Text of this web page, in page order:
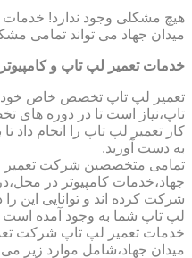
هیچ مشکلی وجود ندارد! خدمات
میدان جهاد می تواند تمامی
خدمات تعمیر لپ تاپ و
تعمیر لپ تاپ تخصص خاص خود
تاپ،نیاز است تا در دوره
کار تعمیر لپ تاپ را انجام داد
به دست آورید.
تمامی متخصصین شرکت تعمیر
جهاد،خدمات کامپیوتر در
شرکت کرده اند و توانایی این
لپ تاپ شما به وجود آمده است
خدمات تعمیر لپ تاپ شرکت
میدان جهاد،شامل موارد زیر